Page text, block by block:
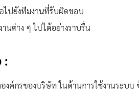
ไปยังทีมงานที่รับผิดชอบ
นต่าง ๆ ไปได้อย่างราบรื่น
:
ค์กรของบริษัท ในด้านการใช้งานระบบ